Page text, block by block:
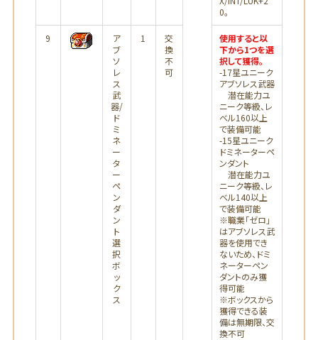
0。
9
ア
ブ
ソ
レ
ス
武
器/
ド
ミ
ネ
ー
タ
ー
ペ
ン
ダ
ン
ト
選
択
ボ
ッ
ク
ス
1
交
換
不
可
使用すると以
下から1つを選
択して獲得。
-17星ユニーク
アブソレス武器
潜在能力ユ
ニーク等級、レ
ベル160以上
で装備可能
-15星ユニーク
ドミネーターペ
ンダント
潜在能力ユ
ニーク等級、レ
ベル140以上
で装備可能
※職業「ゼロ」
はアブソレス武
器を使用でき
ないため、ドミ
ネーターペン
ダントのみ獲
得可能
※ボックスから
獲得できる装
備は無期限、交
換不可